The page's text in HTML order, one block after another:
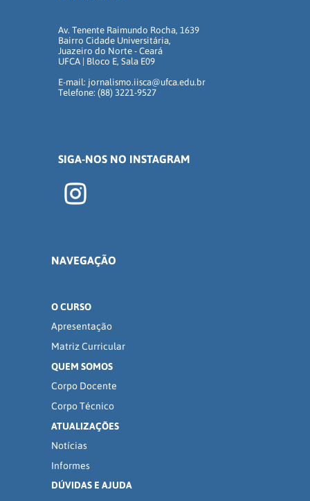
Av. Tenente Raimundo Rocha, 1639
Bairro Cidade Universitária,
Juazeiro do Norte - Ceará
UFCA | Bloco E, Sala E09
E-mail: jornalismo.iisca@ufca.edu.br
Telefone: (88) 3221-9527
SIGA-NOS NO INSTAGRAM
NAVEGAÇÃO
O CURSO
Apresentação
Matriz Curricular
QUEM SOMOS
Corpo Docente
Corpo Técnico
ATUALIZAÇÕES
Notícias
Informes
DÚVIDAS E AJUDA